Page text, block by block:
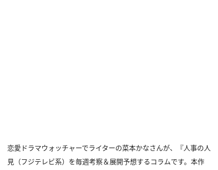
恋愛ドラマウォッチャーでライターの菜本かなさんが、『人事の人
見（フジテレビ系）を毎週考察＆展開予想するコラムです。本作